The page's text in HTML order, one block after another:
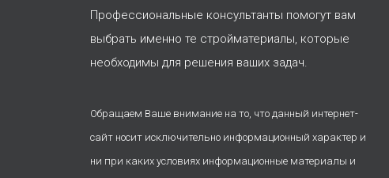
Профессиональные консультанты помогут вам
выбрать именно те стройматериалы, которые
необходимы для решения ваших задач.
Обращаем Ваше внимание на то, что данный интернет-
сайт носит исключительно информационный характер и
ни при каких условиях информационные материалы и